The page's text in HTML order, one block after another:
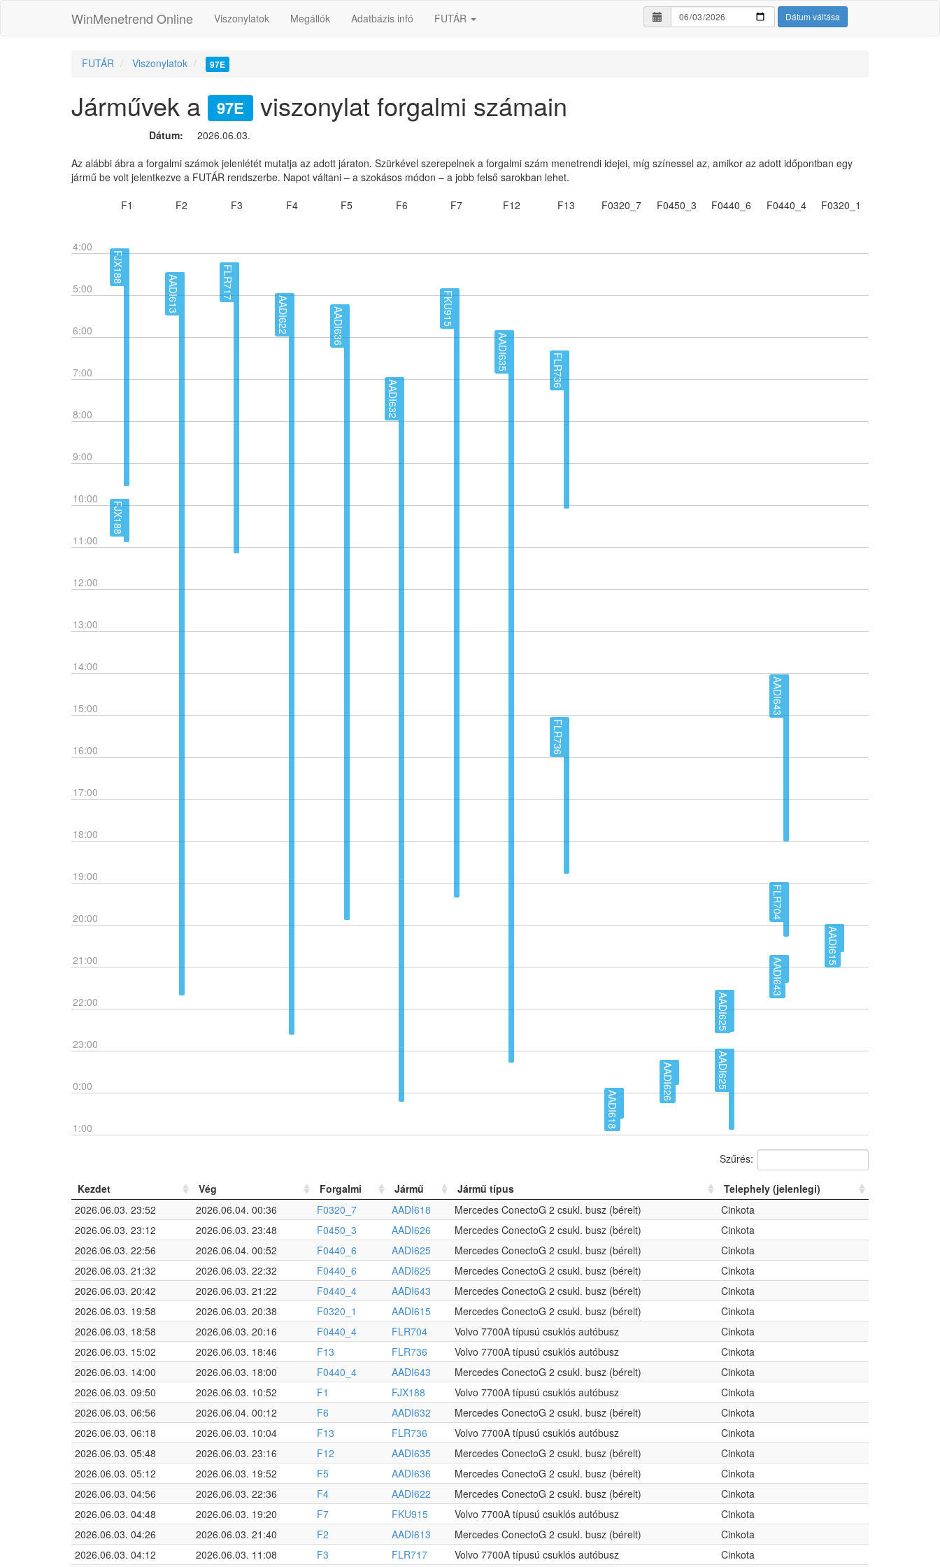
WinMenetrend Online Viszonylatok Megállók Adatbázis infó FUTÁR Dátum váltása
FUTÁR Viszonylatok 97E
Járművek a 97E viszonylat forgalmi számain
Dátum:
2026.06.03.
Az alábbi ábra a forgalmi számok jelenlétét mutatja az adott járaton. Szürkével szerepelnek a forgalmi szám menetrendi idejei, míg színessel az, amikor az adott időpontban egy
jármű be volt jelentkezve a FUTÁR rendszerbe. Napot váltani – a szokásos módon – a jobb felső sarokban lehet.
4:00
5:00
6:00
7:00
8:00
9:00
10:00
11:00
12:00
13:00
14:00
15:00
16:00
17:00
18:00
19:00
20:00
21:00
22:00
23:00
0:00
1:00
F1
FJX188
FJX188
F2
AADI613
F3
FLR717
F4
AADI622
F5
AADI636
F6
AADI632
F7
FKU915
F12
AADI635
F13
FLR736
FLR736
F0320_7
AADI618
F0450_3
AADI626
F0440_6
AADI625
AADI625
F0440_4
AADI643
FLR704
AADI643
F0320_1
AADI615
Szűrés:
Kezdet Vég Forgalmi Jármű Jármű típus
Telephely (jelenlegi)
2026.06.03. 23:52
2026.06.04. 00:36 F0320_7 AADI618 Mercedes ConectoG 2 csukl. busz (bérelt)
Cinkota
2026.06.03. 23:12
2026.06.03. 23:48 F0450_3 AADI626 Mercedes ConectoG 2 csukl. busz (bérelt)
Cinkota
2026.06.03. 22:56
2026.06.04. 00:52 F0440_6 AADI625 Mercedes ConectoG 2 csukl. busz (bérelt)
Cinkota
2026.06.03. 21:32
2026.06.03. 22:32 F0440_6 AADI625 Mercedes ConectoG 2 csukl. busz (bérelt)
Cinkota
2026.06.03. 20:42
2026.06.03. 21:22 F0440_4 AADI643 Mercedes ConectoG 2 csukl. busz (bérelt)
Cinkota
2026.06.03. 19:58
2026.06.03. 20:38 F0320_1 AADI615 Mercedes ConectoG 2 csukl. busz (bérelt)
Cinkota
2026.06.03. 18:58
2026.06.03. 20:16 F0440_4 FLR704 Volvo 7700A típusú csuklós autóbusz
Cinkota
2026.06.03. 15:02
2026.06.03. 18:46 F13 FLR736 Volvo 7700A típusú csuklós autóbusz
Cinkota
2026.06.03. 14:00
2026.06.03. 18:00 F0440_4 AADI643 Mercedes ConectoG 2 csukl. busz (bérelt)
Cinkota
2026.06.03. 09:50
2026.06.03. 10:52 F1 FJX188 Volvo 7700A típusú csuklós autóbusz
Cinkota
2026.06.03. 06:56
2026.06.04. 00:12 F6 AADI632 Mercedes ConectoG 2 csukl. busz (bérelt)
Cinkota
2026.06.03. 06:18
2026.06.03. 10:04 F13 FLR736 Volvo 7700A típusú csuklós autóbusz
Cinkota
2026.06.03. 05:48
2026.06.03. 23:16 F12 AADI635 Mercedes ConectoG 2 csukl. busz (bérelt)
Cinkota
2026.06.03. 05:12
2026.06.03. 19:52 F5 AADI636 Mercedes ConectoG 2 csukl. busz (bérelt)
Cinkota
2026.06.03. 04:56
2026.06.03. 22:36 F4 AADI622 Mercedes ConectoG 2 csukl. busz (bérelt)
Cinkota
2026.06.03. 04:48
2026.06.03. 19:20 F7 FKU915 Volvo 7700A típusú csuklós autóbusz
Cinkota
2026.06.03. 04:26
2026.06.03. 21:40 F2 AADI613 Mercedes ConectoG 2 csukl. busz (bérelt)
Cinkota
2026.06.03. 04:12
2026.06.03. 11:08 F3 FLR717 Volvo 7700A típusú csuklós autóbusz Cinkota